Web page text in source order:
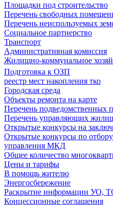
Площадки под строительство
Перечень свободных
Перечень неиспользуемых
Социальное партнерство
Транспорт
Административная комиссия
Жилищно-коммунальное
Подготовка к ОЗП
реестр мест накопления тко
Городская среда
Объекты ремонта на карте
Перечень подведомственных
Перечень управляющих
Открытые конкурсы на
Открытые конкурсы по
управления МКД
Общее количество
Цены и тарифы
В помощь жителю
Энергосбережение
Раскрытие информации УО,
Концессионные соглашения